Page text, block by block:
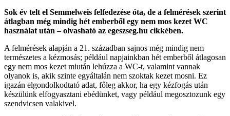
Sok év telt el Semmelweis felfedezése óta, de a felmérések szerint
átlagban még mindig hét emberből egy nem mos kezet WC
használat után – olvasható az egeszseg.hu cikkében.
A felmérések alapján a 21. században sajnos még mindig nem
természetes a kézmosás; például napjainkban hét emberből átlagosan
egy nem mos kezet miután lehúzza a WC-t, valamint vannak
olyanok is, akik szinte egyáltalán nem szoktak kezet mosni. Ez
igazán elgondolkodtató adat, főleg akkor, ha egy kézfogás után
készülünk elfogyasztani ebédünket, vagy például megosztozunk egy
szendvicsen valakivel.